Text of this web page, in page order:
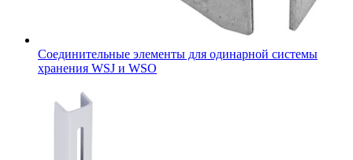
Соединительные элементы для одинарной системы
хранения WSJ и WSO